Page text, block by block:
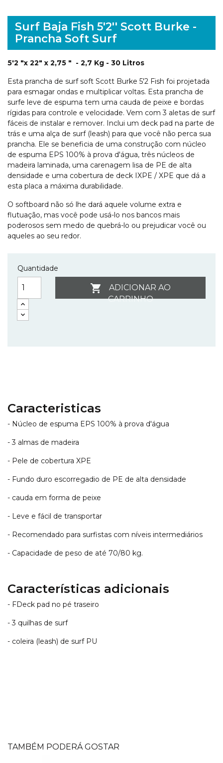
Surf Baja Fish 5'2'' Scott Burke -
Prancha Soft Surf
5'2 "x 22" x 2,75 " - 2,7 Kg - 30 Litros
Esta prancha de surf soft Scott Burke 5'2 Fish foi projetada
para esmagar ondas e multiplicar voltas. Esta prancha de
surfe leve de espuma tem uma cauda de peixe e bordas
rígidas para controle e velocidade. Vem com 3 aletas de surf
fáceis de instalar e remover. Inclui um deck pad na parte de
trás e uma alça de surf (leash) para que você não perca sua
prancha. Ele se beneficia de uma construção com núcleo
de espuma EPS 100% à prova d'água, três núcleos de
madeira laminada, uma carenagem lisa de PE de alta
densidade e uma cobertura de deck IXPE / XPE que dá a
esta placa a máxima durabilidade.
O softboard não só lhe dará aquele volume extra e
flutuação, mas você pode usá-lo nos bancos mais
poderosos sem medo de quebrá-lo ou prejudicar você ou
aqueles ao seu redor.
Quantidade

ADICIONAR AO
CARRINHO
Caracteristicas
- Núcleo de espuma EPS 100% à prova d'água
- 3 almas de madeira
- Pele de cobertura XPE
- Fundo duro escorregadio de PE de alta densidade
- cauda em forma de peixe
- Leve e fácil de transportar
- Recomendado para surfistas com níveis intermediários
- Capacidade de peso de até 70/80 kg.
Características adicionais
- FDeck pad no pé traseiro
- 3 quilhas de surf
- coleira (leash) de surf PU
TAMBÉM PODERÁ GOSTAR